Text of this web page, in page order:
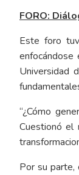
FORO:
Este foro
enfocándose
Universidad
“¿Cómo
Cuestionó el
Por su parte,